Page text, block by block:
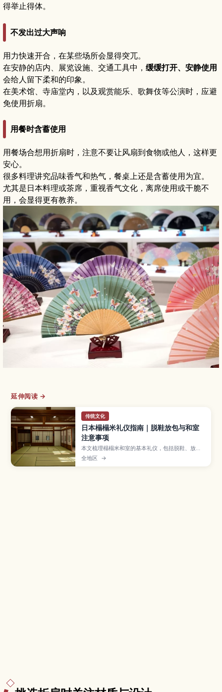
得举止得体。
不发出过大声响
用力快速开合，在某些场所会显得突兀。
在安静的店内、展览设施、交通工具中， 缓缓打开、安静使用
会给人留下柔和的印象。
在美术馆、寺庙堂内，以及观赏能乐、歌舞伎等公演时，应避
免使用折扇。
用餐时含蓄使用
用餐场合想用折扇时，注意不要让风扇到食物或他人，这样更
安心。
很多料理讲究品味香气和热气，餐桌上还是含蓄使用为宜。
尤其是日本料理或茶席，重视香气文化，离席使用或干脆不
用，会显得更有教养。
延伸阅读 →
传统文化
日本榻榻米礼仪指南｜脱鞋放包与和室
注意事项
本文梳理榻榻米和室的基本礼仪，包括脱鞋、放
包、拍照与防损细节，帮助新手从容应对。
全地区 →